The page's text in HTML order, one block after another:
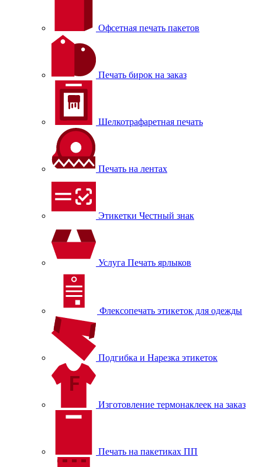
Офсетная печать пакетов
Печать бирок на заказ
Шелкотрафаретная печать
Печать на лентах
Этикетки Честный знак
Услуга Печать ярлыков
Флексопечать этикеток для одежды
Подгибка и Нарезка этикеток
Изготовление термонаклеек на заказ
Печать на пакетиках ПП